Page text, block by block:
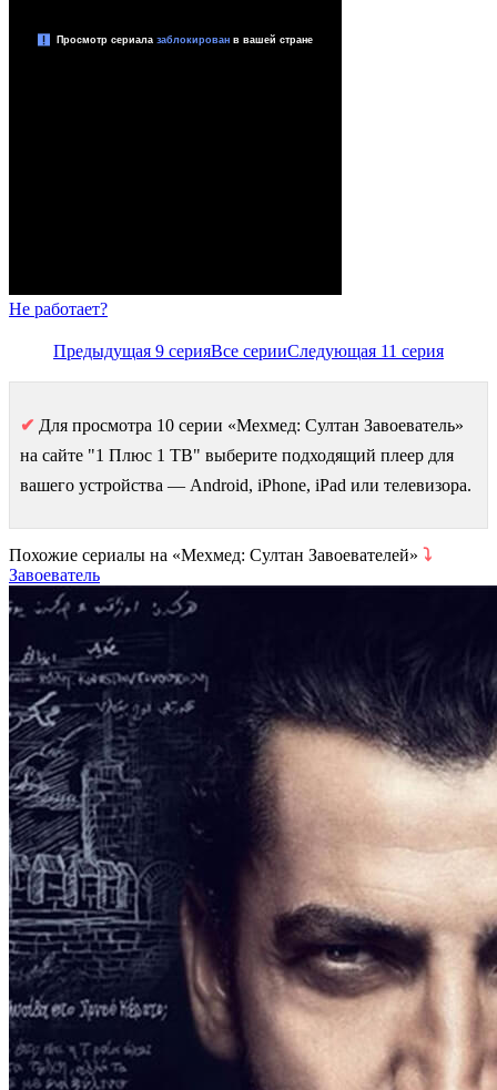
Не работает?
Предыдущая 9 серияВсе серииСледующая 11 серия
✔ Для просмотра 10 серии «Мехмед: Султан Завоеватель»
на сайте "1 Плюс 1 ТВ" выберите подходящий плеер для
вашего устройства — Android, iPhone, iPad или телевизора.
Похожие сериалы на «Мехмед: Султан Завоевателей» ⤵
Завоеватель